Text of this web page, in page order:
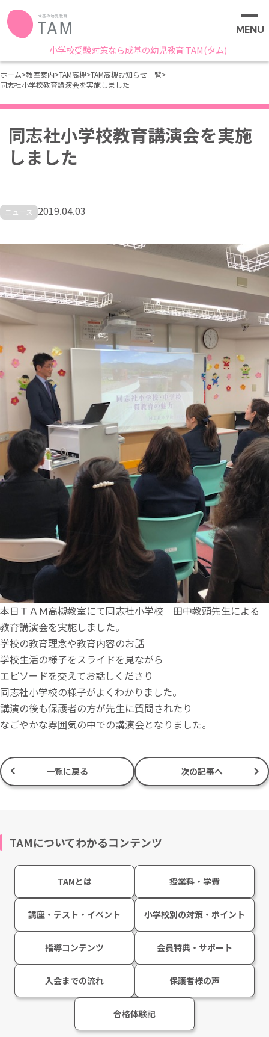
小学校受験対策なら成基の幼児教育 TAM(タム)
MENU
ホーム>教室案内>TAM高槻>TAM高槻お知らせ一覧>
同志社小学校教育講演会を実施しました
同志社小学校教育講演会を実施
しました
ニュース 2019.04.03
本日ＴＡＭ高槻教室にて同志社小学校 田中教頭先生による
教育講演会を実施しました。
学校の教育理念や教育内容のお話
学校生活の様子をスライドを見ながら
エピソードを交えてお話しくださり
同志社小学校の様子がよくわかりました。
講演の後も保護者の方が先生に質問されたり
なごやかな雰囲気の中での講演会となりました。
一覧に戻る 次の記事へ
TAMについてわかるコンテンツ
TAMとは 授業料・学費
講座・テスト・イベント 小学校別の対策・ポイント
指導コンテンツ 会員特典・サポート
入会までの流れ 保護者様の声
合格体験記